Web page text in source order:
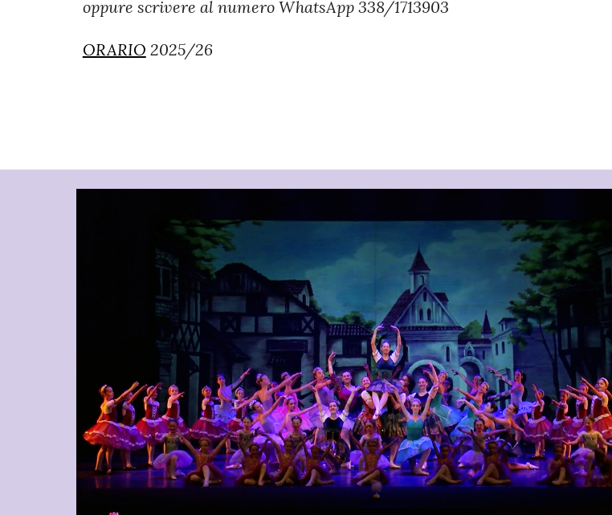
oppure scrivere al numero WhatsApp 338/1713903
ORARIO 2025/26